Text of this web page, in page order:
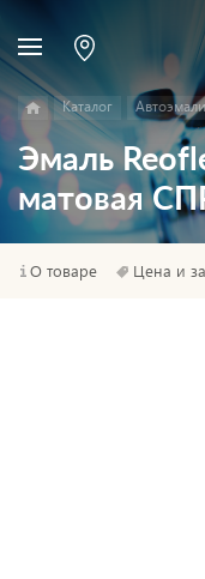
Каталог Автоэмали
Эмаль
матовая
О товаре Цена и